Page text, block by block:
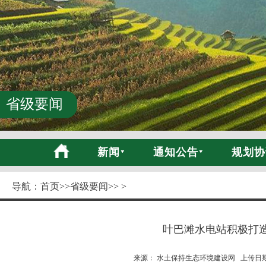
省级要闻
新闻 通知公告 规划
导航： 首页>>省级要闻>> >
叶巴滩水电站积极打
来源： 水土保持生态环境建设网 上传日